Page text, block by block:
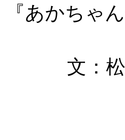
『あかちゃ
文：